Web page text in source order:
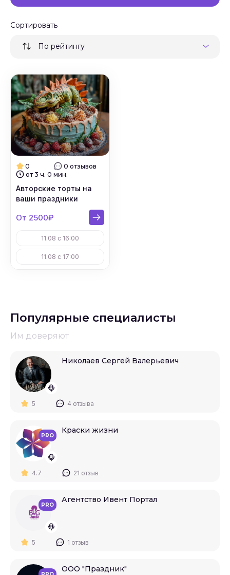
Сортировать
По рейтингу
0
0 отзывов
от 3 ч. 0 мин.
Авторские торты на
ваши праздники
От 2500₽
11.08 с 16:00
11.08 с 17:00
Популярные специалисты
Им доверяют
Николаев Сергей Валерьевич
5 4 отзыва
PRO
Краски жизни
4.7 21 отзыв
PRO
Агентство Ивент Портал
5 1 отзыв
ООО "Праздник"